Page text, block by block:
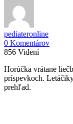
pediateronline
0 Komentárov
856 Videní
Horúčka vrátane
príspevkoch.
prehľad.